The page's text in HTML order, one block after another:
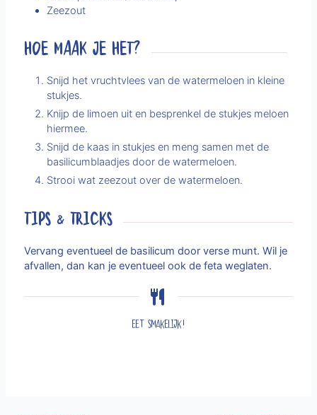
Zeezout
HOE MAAK JE HET?
Snijd het vruchtvlees van de watermeloen in kleine
stukjes.
Knijp de limoen uit en besprenkel de stukjes meloen
hiermee.
Snijd de kaas in stukjes en meng samen met de
basilicumblaadjes door de watermeloen.
Strooi wat zeezout over de watermeloen.
TIPS & TRICKS
Vervang eventueel de basilicum door verse munt. Wil je
afvallen, dan kan je eventueel ook de feta weglaten.
Eet smakelijk!